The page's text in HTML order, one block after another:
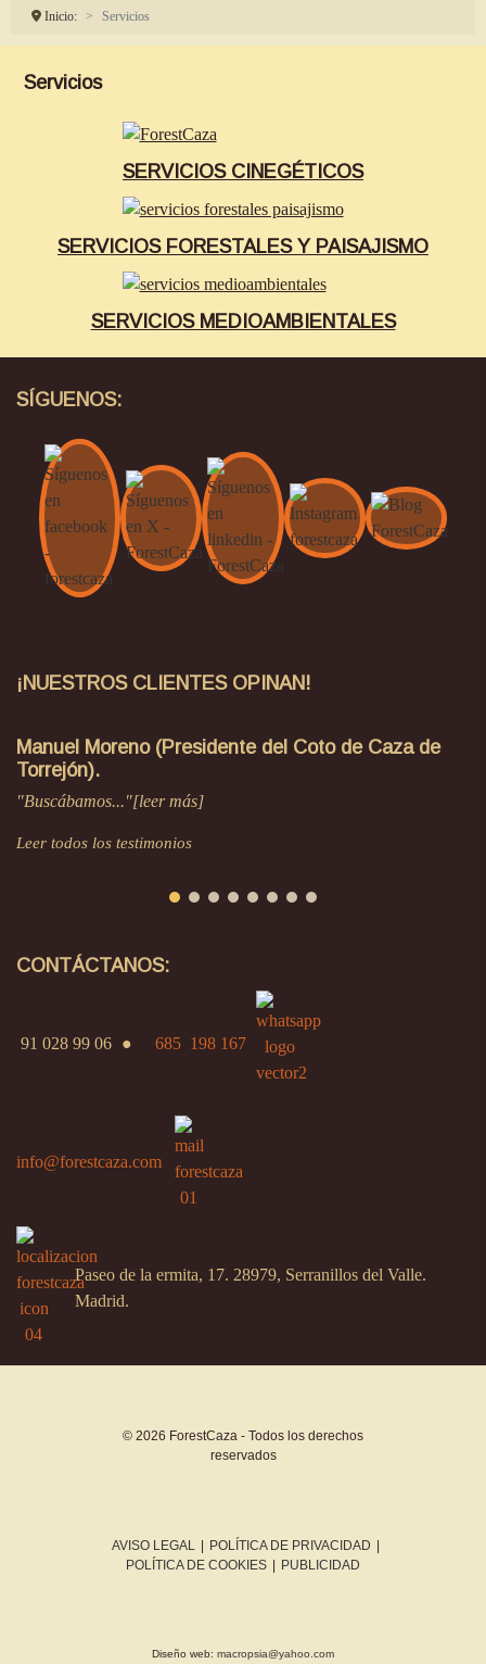
Inicio: Servicios
Servicios
SERVICIOS CINEGÉTICOS
SERVICIOS FORESTALES Y PAISAJISMO
SERVICIOS MEDIOAMBIENTALES
SÍGUENOS:
¡NUESTROS CLIENTES OPINAN!
Manuel Moreno (Presidente del Coto de Caza de
Torrejón).
"Buscábamos..."[leer más]
Leer todos los testimonios
CONTÁCTANOS:
91 028 99 06 ● 685 198 167
info@forestcaza.com
Paseo de la ermita, 17. 28979, Serranillos del Valle.
Madrid.
© 2026 ForestCaza - Todos los derechos
reservados
AVISO LEGAL | POLÍTICA DE PRIVACIDAD |
POLÍTICA DE COOKIES | PUBLICIDAD
Diseño web: macropsia@yahoo.com